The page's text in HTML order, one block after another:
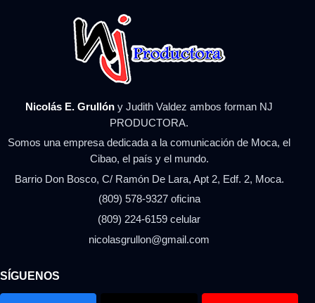
Nicolás E. Grullón y Judith Valdez ambos forman NJ
PRODUCTORA.
Somos una empresa dedicada a la comunicación de Moca, el
Cibao, el país y el mundo.
Barrio Don Bosco, C/ Ramón De Lara, Apt 2, Edf. 2, Moca.
(809) 578-9327 oficina
(809) 224-6159 celular
nicolasgrullon@gmail.com
SÍGUENOS